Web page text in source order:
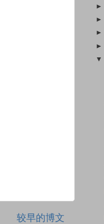
较早的博文
►
►
►
►
▼